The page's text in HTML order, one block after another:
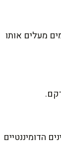
מעלים אותו
הדומיננטיים